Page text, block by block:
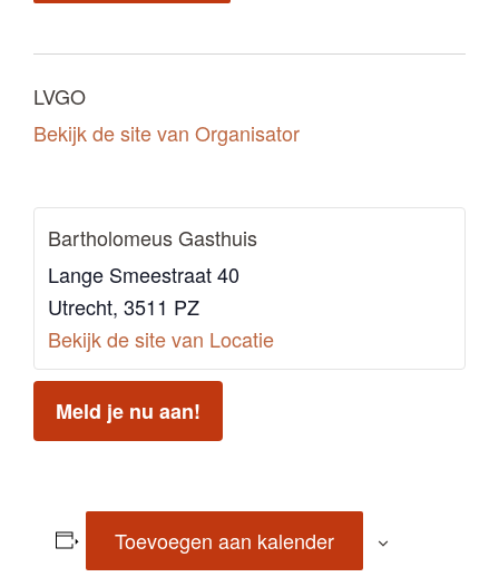
LVGO
Bekijk de site van Organisator
Bartholomeus Gasthuis
Lange Smeestraat 40
Utrecht, 3511 PZ
Bekijk de site van Locatie
Meld je nu aan!
Toevoegen aan kalender